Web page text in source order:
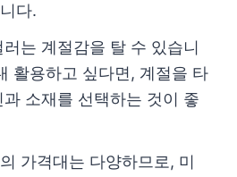
다.
는 계절감을 탈 수 있습니
활용하고 싶다면, 계절을 타
소재를 선택하는 것이 좋
가격대는 다양하므로, 미